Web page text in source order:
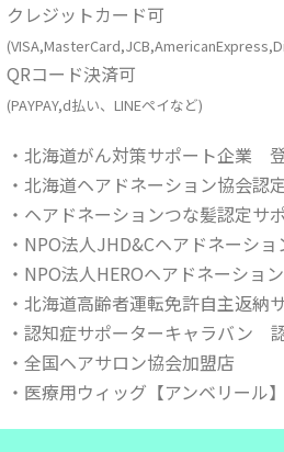
クレジットカード可
QRコード決済可
(PAYPAY,d払い、LINEペイなど)
・北海道がん対策サポート企業
・北海道ヘアドネーション協会認
・ヘアドネーションつな髪認定サ
・NPO法人JHD&Cヘアドネーシ
・NPO法人HEROヘアドネーショ
・北海道高齢者運転免許自主返納
・認知症サポーターキャラバン
・全国ヘアサロン協会加盟店
・医療用ウィッグ【アンベリール